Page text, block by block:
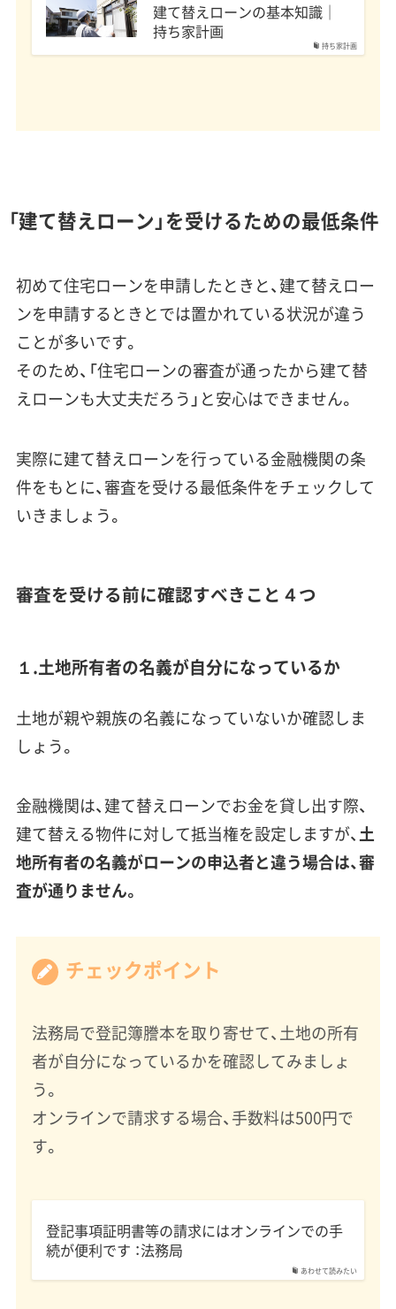
持ち家計画
建て替えローンの基本知識│
持ち家計画
「建て替えローン」を受けるための最低条件
初めて住宅ローンを申請したときと、建て替えロー
ンを申請するときとでは置かれている状況が違う
ことが多いです。
そのため、「住宅ローンの審査が通ったから建て替
えローンも大丈夫だろう」と安心はできません。
実際に建て替えローンを行っている金融機関の条
件をもとに、審査を受ける最低条件をチェックして
いきましょう。
審査を受ける前に確認すべきこと４つ
１.土地所有者の名義が自分になっているか
土地が親や親族の名義になっていないか確認しま
しょう。
金融機関は、建て替えローンでお金を貸し出す際、
建て替える物件に対して抵当権を設定しますが、土
地所有者の名義がローンの申込者と違う場合は、審
査が通りません。
チェックポイント
法務局で登記簿謄本を取り寄せて、土地の所有
者が自分になっているかを確認してみましょ
う。
オンラインで請求する場合、手数料は500円で
す。
あわせて読みたい
登記事項証明書等の請求にはオンラインでの手
続が便利です ：法務局